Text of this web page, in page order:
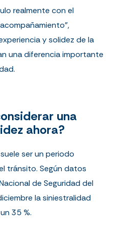
realmente con el
y solidez de la
una diferencia importante
una
ahora?
ser un periodo
tránsito. Según datos
de Seguridad del
la siniestralidad
35 %.